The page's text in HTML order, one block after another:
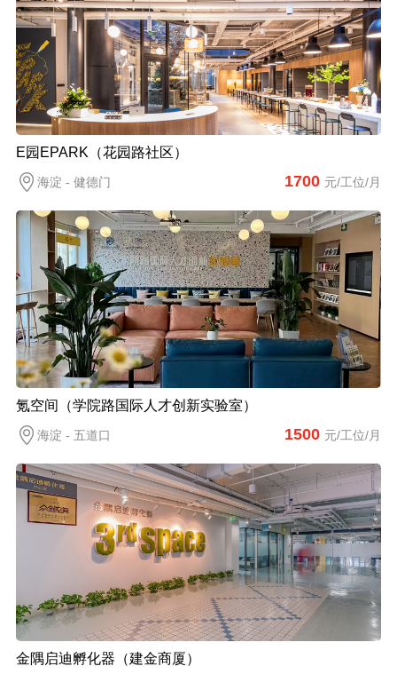
E园EPARK（花园路社区）
海淀 - 健德门 1700 元/工位/月
氪空间（学院路国际人才创新实验室）
海淀 - 五道口 1500 元/工位/月
金隅启迪孵化器（建金商厦）